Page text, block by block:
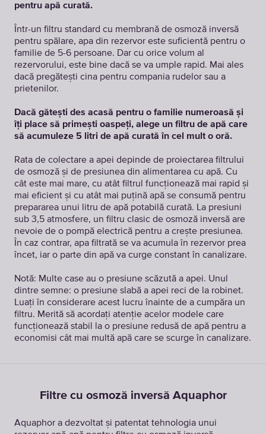
pentru apă curată.
Într-un filtru standard cu membrană de osmoză inversă
pentru spălare, apa din rezervor este suficientă pentru o
familie de 5-6 persoane. Dar cu orice volum al
rezervorului, este bine dacă se va umple rapid. Mai ales
dacă pregătești cina pentru compania rudelor sau a
prietenilor.
Dacă gătești des acasă pentru o familie numeroasă și
îți place să primești oaspeți, alege un filtru de apă care
să acumuleze 5 litri de apă curată în cel mult o oră.
Rata de colectare a apei depinde de proiectarea filtrului
de osmoză și de presiunea din alimentarea cu apă. Cu
cât este mai mare, cu atât filtrul funcționează mai rapid și
mai eficient și cu atât mai puțină apă se consumă pentru
prepararea unui litru de apă potabilă curată. La presiuni
sub 3,5 atmosfere, un filtru clasic de osmoză inversă are
nevoie de o pompă electrică pentru a crește presiunea.
În caz contrar, apa filtrată se va acumula în rezervor prea
încet, iar o parte din apă va curge constant în canalizare.
Notă: Multe case au o presiune scăzută a apei. Unul
dintre semne: o presiune slabă a apei reci de la robinet.
Luați în considerare acest lucru înainte de a cumpăra un
filtru. Merită să acordați atenție acelor modele care
funcționează stabil la o presiune redusă de apă pentru a
economisi cât mai multă apă care se scurge în canalizare.
Filtre cu osmoză inversă Aquaphor
Aquaphor a dezvoltat și patentat tehnologia unui